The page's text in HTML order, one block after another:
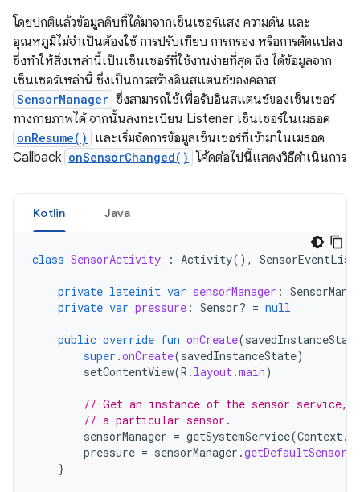
โดยปกติแล้วข้อมูลดิบที่ได้มาจากเซ็นเซอร์แสง ความดัน และ
อุณหภูมิไม่จำเป็นต้องใช้ การปรับเทียบ การกรอง หรือการดัดแปลง
ซึ่งทำให้สิ่งเหล่านี้เป็นเซ็นเซอร์ที่ใช้งานง่ายที่สุด ถึง ได้ข้อมูลจาก
เซ็นเซอร์เหล่านี้ ซึ่งเป็นการสร้างอินสแตนซ์ของคลาส
SensorManager ซึ่งสามารถใช้เพื่อรับอินสแตนซ์ของเซ็นเซอร์
ทางกายภาพได้ จากนั้นลงทะเบียน Listener เซ็นเซอร์ในเมธอด
onResume()
และเริ่มจัดการข้อมูลเซ็นเซอร์ที่เข้ามาในเมธอด
Callback onSensorChanged() โค้ดต่อไปนี้แสดงวิธีดำเนินการ
Kotlin Java
class SensorActivity : Activity(),
private lateinit var sensorManager :
private var pressure : Sensor? = null
public override fun onCreate(savedInstanceState
super .onCreate(savedInstanceState)
setContentView(R . layout.main)
// Get an instance of the sensor service,
// a particular sensor.
sensorManager = getSystemService(Context.
pressure = sensorManager .getDefaultSensor
}